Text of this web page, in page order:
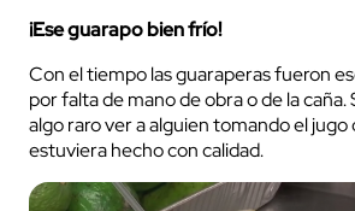
¡Ese guarapo bien frío!
Con el tiempo las guaraperas fueron
por falta de mano de obra o de la
algo raro ver a alguien tomando el jugo
estuviera hecho con calidad.